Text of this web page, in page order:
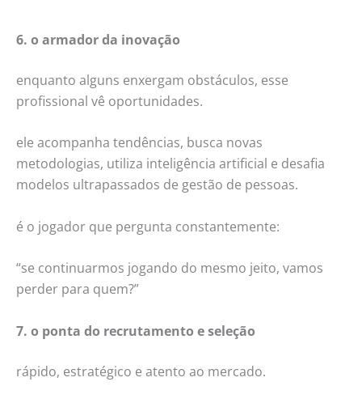
6. o armador da inovação
enquanto alguns enxergam obstáculos, esse
profissional vê oportunidades.
ele acompanha tendências, busca novas
metodologias, utiliza inteligência artificial e desafia
modelos ultrapassados de gestão de pessoas.
é o jogador que pergunta constantemente:
“se continuarmos jogando do mesmo jeito, vamos
perder para quem?”
7. o ponta do recrutamento e seleção
rápido, estratégico e atento ao mercado.